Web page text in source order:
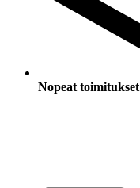
Nopeat toimitukset